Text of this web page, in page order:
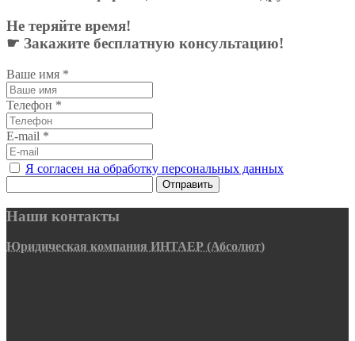
Не теряйте время!
☛ Закажите бесплатную консультацию!
Ваше имя *
Телефон *
E-mail *
Я согласен на обработку персональных данных
Отправить
Наши контакты
Юридическая компания ИНТАЕР (Абсолют)